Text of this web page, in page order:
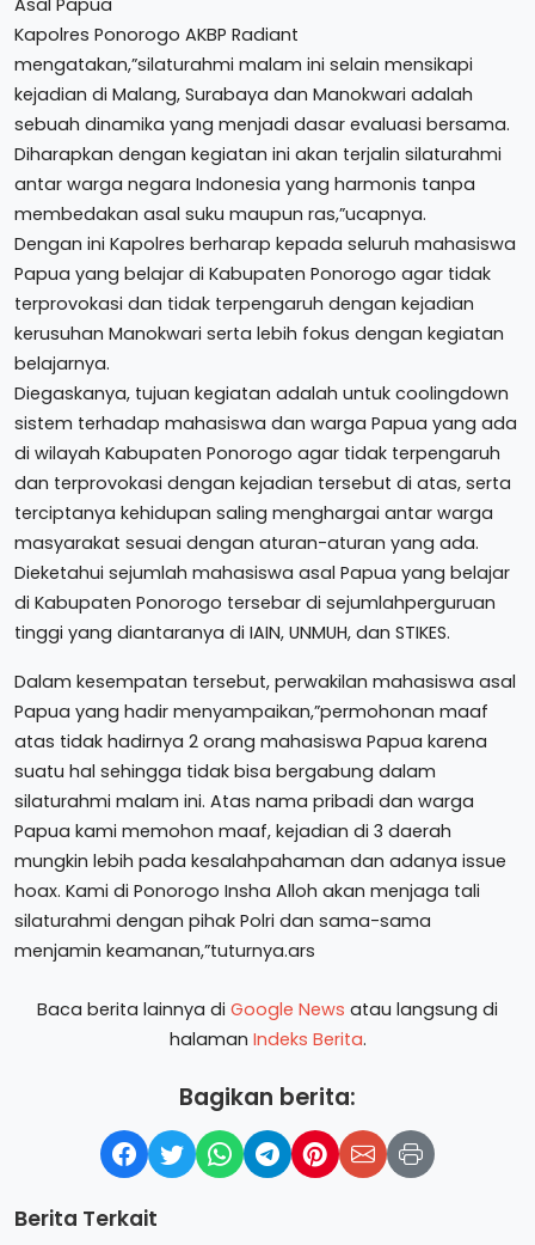
Kapolres Ponorogo AKBP Radiant
mengatakan,”silaturahmi malam ini selain mensikapi
kejadian di Malang, Surabaya dan Manokwari adalah
sebuah dinamika yang menjadi dasar evaluasi bersama.
Diharapkan dengan kegiatan ini akan terjalin silaturahmi
antar warga negara Indonesia yang harmonis tanpa
membedakan asal suku maupun ras,”ucapnya.
Dengan ini Kapolres berharap kepada seluruh mahasiswa
Papua yang belajar di Kabupaten Ponorogo agar tidak
terprovokasi dan tidak terpengaruh dengan kejadian
kerusuhan Manokwari serta lebih fokus dengan kegiatan
belajarnya.
Diegaskanya, tujuan kegiatan adalah untuk coolingdown
sistem terhadap mahasiswa dan warga Papua yang ada
di wilayah Kabupaten Ponorogo agar tidak terpengaruh
dan terprovokasi dengan kejadian tersebut di atas, serta
terciptanya kehidupan saling menghargai antar warga
masyarakat sesuai dengan aturan-aturan yang ada.
Dieketahui sejumlah mahasiswa asal Papua yang belajar
di Kabupaten Ponorogo tersebar di sejumlahperguruan
tinggi yang diantaranya di IAIN, UNMUH, dan STIKES.
Dalam kesempatan tersebut, perwakilan mahasiswa asal
Papua yang hadir menyampaikan,”permohonan maaf
atas tidak hadirnya 2 orang mahasiswa Papua karena
suatu hal sehingga tidak bisa bergabung dalam
silaturahmi malam ini. Atas nama pribadi dan warga
Papua kami memohon maaf, kejadian di 3 daerah
mungkin lebih pada kesalahpahaman dan adanya issue
hoax. Kami di Ponorogo Insha Alloh akan menjaga tali
silaturahmi dengan pihak Polri dan sama-sama
menjamin keamanan,”tuturnya.ars
Baca berita lainnya di Google News atau langsung di
halaman Indeks Berita.
Bagikan berita:
Berita Terkait